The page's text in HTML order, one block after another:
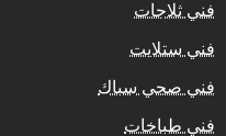
فني ثلاجات
فني ستلايت
فني صحي سباك
فني طباخات